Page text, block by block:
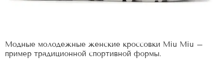
Модные молодежные женские кроссовки Miu Miu –
пример традиционной спортивной формы.